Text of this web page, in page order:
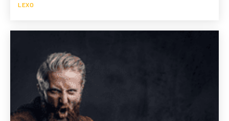
LEXO